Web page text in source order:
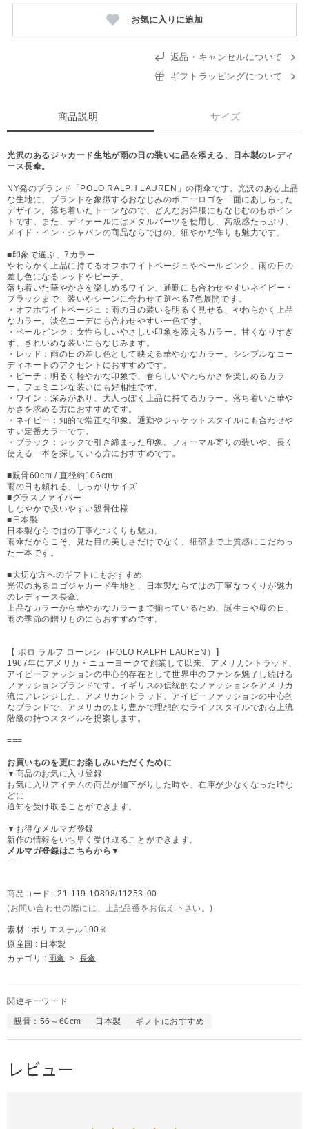
お気に入りに追加
返品・キャンセルについて
ギフトラッピングについて
商品説明 サイズ
光沢のあるジャカード生地が雨の日の装いに品を添える、日本製のレディ
ース長傘。
NY発のブランド「POLO RALPH LAUREN」の雨傘です。光沢のある上品
な生地に、ブランドを象徴するおなじみのポニーロゴを一面にあしらった
デザイン。落ち着いたトーンなので、どんなお洋服にもなじむのもポイン
トです。また、ディテールにはメタルパーツを使用し、高級感たっぷり。
メイド・イン・ジャパンの商品ならではの、細やかな作りも魅力です。
■印象で選ぶ、7カラー
やわらかく上品に持てるオフホワイトベージュやペールピンク、雨の日の
差し色になるレッドやピーチ、
落ち着いた華やかさを楽しめるワイン、通勤にも合わせやすいネイビー・
ブラックまで、装いやシーンに合わせて選べる7色展開です。
・オフホワイトベージュ：雨の日の装いを明るく見せる、やわらかく上品
なカラー。淡色コーデにも合わせやすい一色です。
・ペールピンク：女性らしいやさしい印象を添えるカラー。甘くなりすぎ
ず、きれいめな装いにもなじみます。
・レッド：雨の日の差し色として映える華やかなカラー。シンプルなコー
ディネートのアクセントにおすすめです。
・ピーチ：明るく軽やかな印象で、春らしいやわらかさを楽しめるカラ
ー。フェミニンな装いにも好相性です。
・ワイン：深みがあり、大人っぽく上品に持てるカラー。落ち着いた華や
かさを求める方におすすめです。
・ネイビー：知的で端正な印象。通勤やジャケットスタイルにも合わせや
すい定番カラーです。
・ブラック：シックで引き締まった印象。フォーマル寄りの装いや、長く
使える一本を探している方におすすめです。
■親骨60cm / 直径約106cm
雨の日も頼れる、しっかりサイズ
■グラスファイバー
しなやかで扱いやすい親骨仕様
■日本製
日本製ならではの丁寧なつくりも魅力。
雨傘だからこそ、見た目の美しさだけでなく、細部まで上質感にこだわっ
た一本です。
■大切な方へのギフトにもおすすめ
光沢のあるロゴジャカード生地と、日本製ならではの丁寧なつくりが魅力
のレディース長傘。
上品なカラーから華やかなカラーまで揃っているため、誕生日や母の日、
雨の季節の贈りものにもおすすめです。
【 ポロ ラルフ ローレン（POLO RALPH LAUREN）】
1967年にアメリカ・ニューヨークで創業して以来、アメリカントラッド、
アイビーファッションの中心的存在として世界中のファンを魅了し続ける
ファッションブランドです。イギリスの伝統的なファッションをアメリカ
流にアレンジした、アメリカントラッド、アイビーファッションの中心的
なブランドで、アメリカのより豊かで理想的なライフスタイルである上流
階級の持つスタイルを提案します。
===
お買いものを更にお楽しみいただくために
▼商品のお気に入り登録
お気に入りアイテムの商品が値下がりした時や、在庫が少なくなった時な
どに
通知を受け取ることができます。
▼お得なメルマガ登録
新作の情報をいち早く受け取ることができます。
メルマガ登録はこちらから▼
===
商品コード : 21-119-10898/11253-00
(お問い合わせの際には、上記品番をお伝え下さい。)
素材 : ポリエステル100％
原産国 : 日本製
カテゴリ : 雨傘 > 長傘
関連キーワード
親骨：56～60cm 日本製 ギフトにおすすめ
レビュー